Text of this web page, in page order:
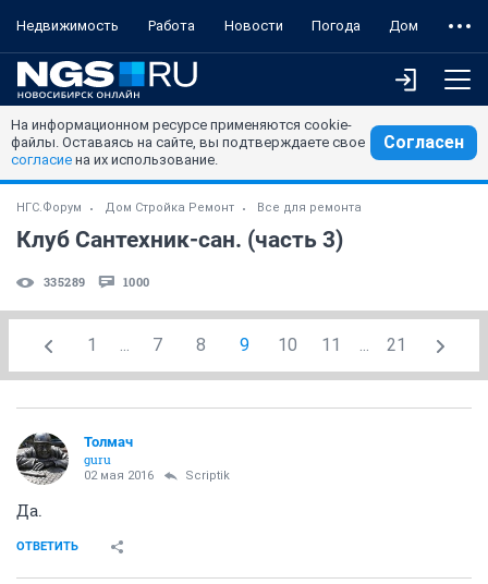
Недвижимость Работа Новости Погода Дом
На информационном ресурсе применяются cookie-
файлы. Оставаясь на сайте, вы подтверждаете свое
согласие на их использование.
Согласен
НГС.Форум Дом Стройка Ремонт Все для ремонта
Клуб Сантехник-сан. (часть 3)
335289 1000
1 ... 7 8 9 10 11 ... 21
Толмач
guru
02 мая 2016 Scriptik
Да.
ОТВЕТИТЬ